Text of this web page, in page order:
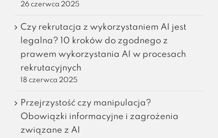
26 czerwca 2025
Czy rekrutacja z wykorzystaniem AI jest
legalna? 10 kroków do zgodnego z
prawem wykorzystania AI w procesach
rekrutacyjnych
18 czerwca 2025
Przejrzystość czy manipulacja?
Obowiązki informacyjne i zagrożenia
związane z AI